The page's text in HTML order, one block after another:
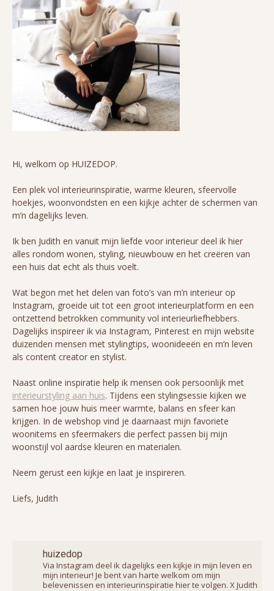
Hi, welkom op HUIZEDOP.
Een plek vol interieurinspiratie, warme kleuren, sfeervolle
hoekjes, woonvondsten en een kijkje achter de schermen van
m’n dagelijks leven.
Ik ben Judith en vanuit mijn liefde voor interieur deel ik hier
alles rondom wonen, styling, nieuwbouw en het creëren van
een huis dat echt als thuis voelt.
Wat begon met het delen van foto’s van m’n interieur op
Instagram, groeide uit tot een groot interieurplatform en een
ontzettend betrokken community vol interieurliefhebbers.
Dagelijks inspireer ik via Instagram, Pinterest en mijn website
duizenden mensen met stylingtips, woonideeën en m’n leven
als content creator en stylist.
Naast online inspiratie help ik mensen ook persoonlijk met
interieurstyling aan huis. Tijdens een stylingsessie kijken we
samen hoe jouw huis meer warmte, balans en sfeer kan
krijgen. In de webshop vind je daarnaast mijn favoriete
woonitems en sfeermakers die perfect passen bij mijn
woonstijl vol aardse kleuren en materialen.
Neem gerust een kijkje en laat je inspireren.
Liefs, Judith
huizedop
Via Instagram deel ik dagelijks een kijkje in mijn leven en
mijn interieur! Je bent van harte welkom om mijn
belevenissen en interieurinspiratie hier te volgen. X Judith